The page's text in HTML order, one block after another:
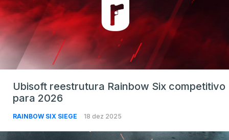
Ubisoft reestrutura Rainbow Six competitivo
para 2026
RAINBOW SIX SIEGE 18 dez 2025